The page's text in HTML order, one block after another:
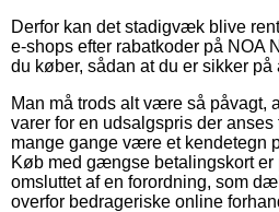
Derfor kan det stadigvæk blive
e-shops efter rabatkoder på NOA
du køber, sådan at du er sikker
Man må trods alt være så påvagt,
varer for en udsalgspris der
mange gange være et kendetegn
Køb med gængse betalingskort er
omsluttet af en forordning, som
overfor bedrageriske online